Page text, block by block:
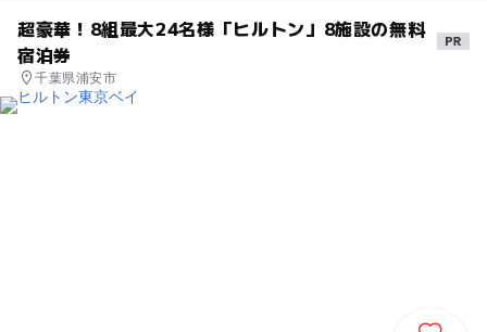
超豪華！8組最大24名様「ヒルトン」8施設の無料
宿泊券
千葉県浦安市